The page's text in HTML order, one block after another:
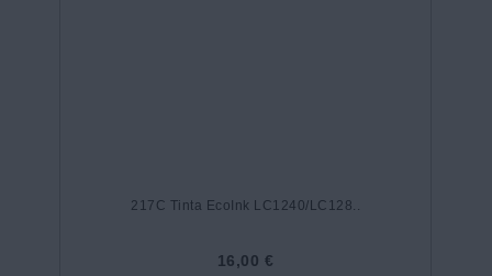
217C Tinta EcoInk LC1240/LC128..
16,00 €